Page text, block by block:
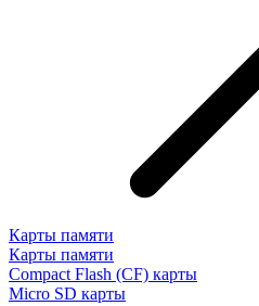
Карты памяти
Карты памяти
Compact Flash (CF) карты
Micro SD карты